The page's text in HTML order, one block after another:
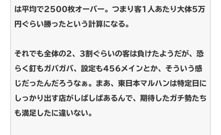
は平均で2500枚オーバー。つまり客1人あたり大体5万
円ぐらい勝ったという計算になる。
それでも全体の2、3割ぐらいの客は負けたようだが、恐
らく釘もガバガバ、設定も456メインとか、そういう感
じだったんだろうなぁ。まあ、東日本マルハンは特定日に
しっかり出す店がしばしばあるんで、期待したガチ勢たち
も満足したに違いない。